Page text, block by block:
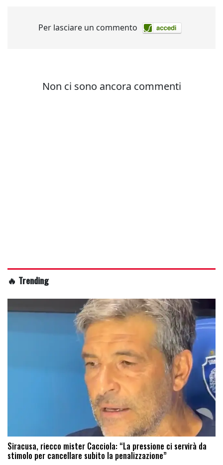
🔥 Trending
Siracusa, riecco mister Cacciola: “La pressione ci servirà da
stimolo per cancellare subito la penalizzazione”